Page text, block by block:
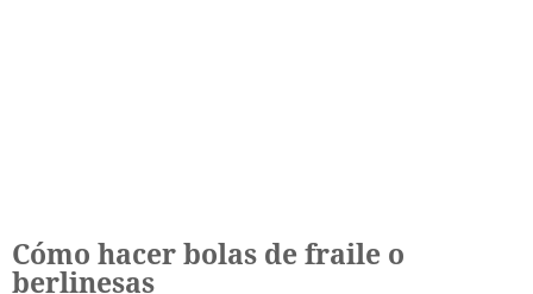
Cómo hacer bolas de fraile o
berlinesas